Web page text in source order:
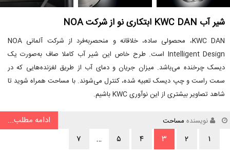
شیر آب KWC DAN ابتکاری نو از شرکت NOA
KWC DAN، محصولی ساده، خلاقانه و منحصربه‌فرد از شرکت آلمانی NOA
Intelligent Design است. طرح خاص این شیر آب کاملا صاف به‌صورت یک
دیسک چرخنده می‌باشد. میزان جریان و دمای آب از طریق لغزنده‌هایی که در
سمت راست و چپ دیسک تعبیه شده، کنترل می‌شوند. با مساحت همراه شوید تا
شاهد تصاویر بیشتری از این نوآوری KWC باشیم.
نویسنده مساحت
ادامه مطلب...
۱
۲ ۳ ۴ ۵ … ۷